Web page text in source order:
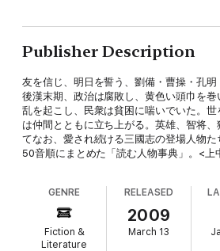
Publisher Description
友を信じ、明日を誓う、劉備・曹操・孔
後漢末期、政治は腐敗し、黄色い頭巾を
乱を起こし、民衆は貧困に喘いでいた。
は仲間とともに立ち上がる。英雄、智将、
てなお、愛され続ける三國志の登場人物
50音順にまとめた「読む人物事典」。<上
GENRE
Fiction &
Literature
RELEASED
2009
March 13